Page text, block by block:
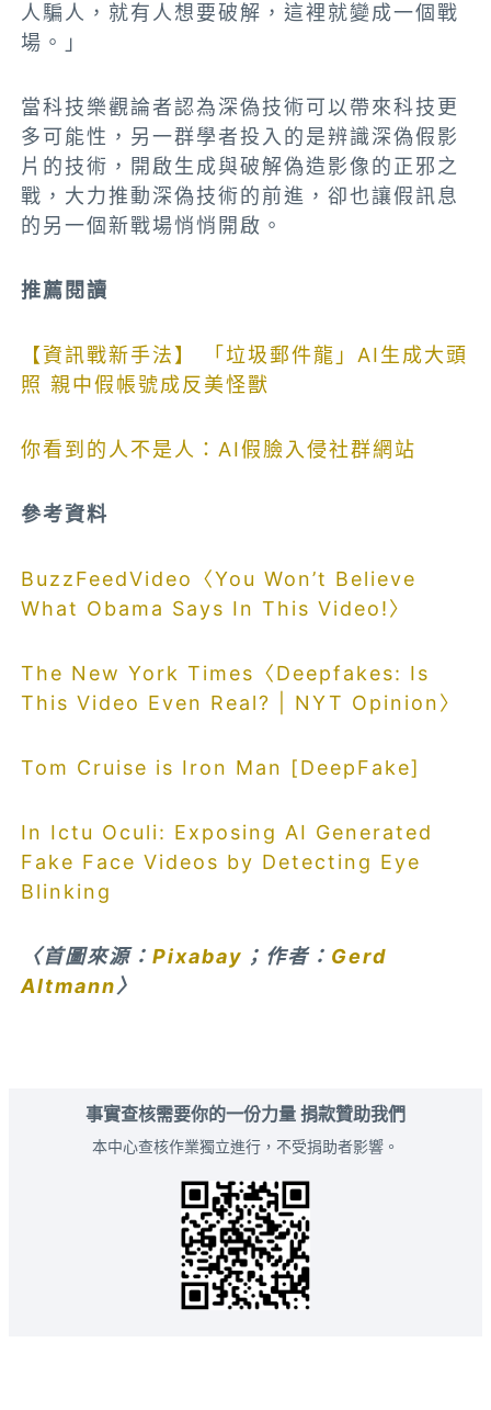
人騙人，就有人想要破解，這裡就變成一個戰
場。」
當科技樂觀論者認為深偽技術可以帶來科技更
多可能性，另一群學者投入的是辨識深偽假影
片的技術，開啟生成與破解偽造影像的正邪之
戰，大力推動深偽技術的前進，卻也讓假訊息
的另一個新戰場悄悄開啟。
推薦閱讀
【資訊戰新手法】 「垃圾郵件龍」AI生成大頭
照 親中假帳號成反美怪獸
你看到的人不是人：AI假臉入侵社群網站
參考資料
BuzzFeedVideo〈You Won’t Believe
What Obama Says In This Video!〉
The New York Times〈Deepfakes: Is
This Video Even Real? | NYT Opinion〉
Tom Cruise is Iron Man [DeepFake]
In Ictu Oculi: Exposing AI Generated
Fake Face Videos by Detecting Eye
Blinking
〈首圖來源：Pixabay ；作者： Gerd
Altmann〉
事實查核需要你的一份力量 捐款贊助我們
本中心查核作業獨立進行，不受捐助者影響。